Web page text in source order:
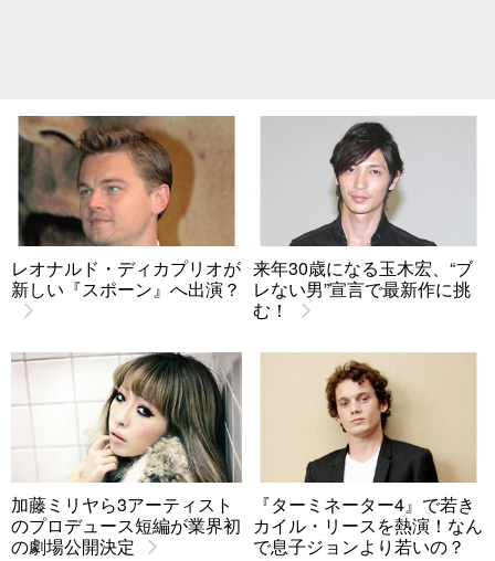
レオナルド・ディカプリオが
新しい『スポーン』へ出演？
来年30歳になる玉木宏、“ブ
レない男”宣言で最新作に挑
む！
加藤ミリヤら3アーティスト
のプロデュース短編が業界初
の劇場公開決定
『ターミネーター4』で若き
カイル・リースを熱演！なん
で息子ジョンより若いの？